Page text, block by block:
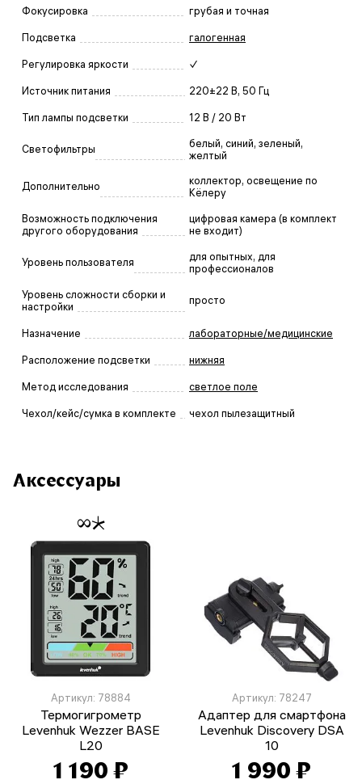
Фокусировка грубая и точная
Подсветка галогенная
Регулировка яркости ✓
Источник питания 220±22 В, 50 Гц
Тип лампы подсветки 12 В / 20 Вт
Светофильтры
белый, синий, зеленый,
желтый
Дополнительно
коллектор, освещение по
Кёлеру
Возможность подключения
другого оборудования
цифровая камера (в комплект
не входит)
Уровень пользователя
для опытных, для
профессионалов
Уровень сложности сборки и
настройки
просто
Назначение лабораторные/медицинские
Расположение подсветки нижняя
Метод исследования светлое поле
Чехол/кейс/сумка в комплекте чехол пылезащитный
Аксессуары
Артикул: 78884
Термогигрометр
Levenhuk Wezzer BASE
L20
1 190 ₽
Артикул: 78247
Адаптер для смартфона
Levenhuk Discovery DSA
10
1 990 ₽